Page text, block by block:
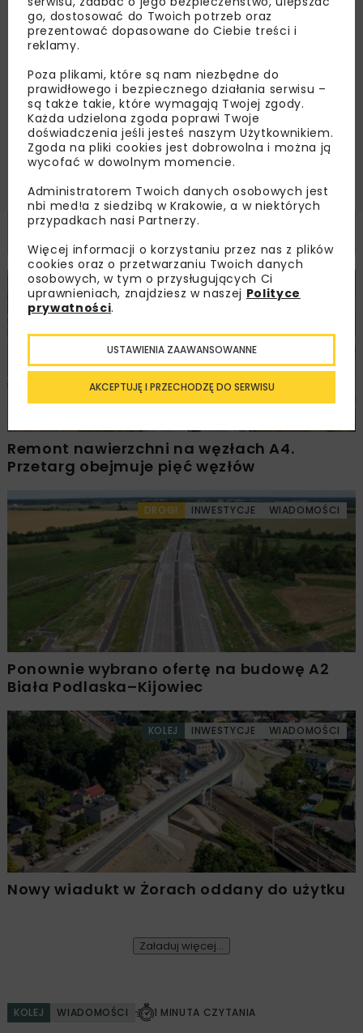
Zapoznałam/em się z
Regulaminemoraz wyrażam zgodę na otrzymywanie na
podany przeze mnie adres e-mail korespondencji
handlowej w postaci newslettera.
ZAPISZ MNIE
Powiązane artykuły
DROGI INWESTYCJE WIADOMOŚCI
Remont nawierzchni na węzłach A4.
Przetarg obejmuje pięć węzłów
DROGI INWESTYCJE WIADOMOŚCI
Ponownie wybrano ofertę na budowę A2
Biała Podlaska–Kijowiec
KOLEJ INWESTYCJE WIADOMOŚCI
Nowy wiadukt w Żorach oddany do użytku
Załaduj więcej...
KOLEJ WIADOMOŚCI 1 MINUTA CZYTANIA
go, dostosować do Twoich potrzeb oraz
prezentować dopasowane do Ciebie treści i
reklamy.
Poza plikami, które są nam niezbędne do
prawidłowego i bezpiecznego działania serwisu –
są także takie, które wymagają Twojej zgody.
Każda udzielona zgoda poprawi Twoje
doświadczenia jeśli jesteś naszym Użytkownikiem.
Zgoda na pliki cookies jest dobrowolna i można ją
wycofać w dowolnym momencie.
Administratorem Twoich danych osobowych jest
nbi med!a z siedzibą w Krakowie, a w niektórych
przypadkach nasi Partnerzy.
Więcej informacji o korzystaniu przez nas z plików
cookies oraz o przetwarzaniu Twoich danych
osobowych, w tym o przysługujących Ci
uprawnieniach, znajdziesz w naszej Polityce
prywatności.
AKCEPTUJĘ I PRZECHODZĘ DO SERWISU
USTAWIENIA ZAAWANSOWANNE